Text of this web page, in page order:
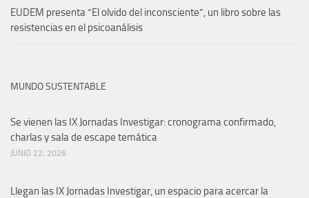
EUDEM presenta “El olvido del inconsciente”, un libro sobre las
resistencias en el psicoanálisis
MUNDO SUSTENTABLE
Se vienen las IX Jornadas Investigar: cronograma confirmado,
charlas y sala de escape temática
JUNIO 22, 2026
Llegan las IX Jornadas Investigar, un espacio para acercar la